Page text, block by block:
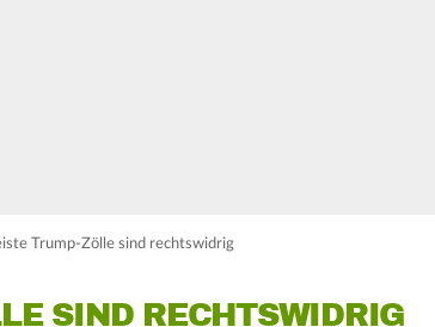
Trump-Zölle sind rechtswidrig
SIND RECHTSWIDRIG